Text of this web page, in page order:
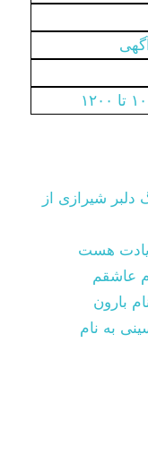
دلبر شیرازی از
یادت هست
عاشقم
بارون
به نام